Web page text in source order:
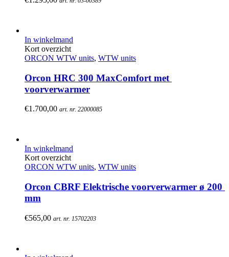
In winkelmand
Kort overzicht
ORCON WTW units, WTW units
Orcon HRC 300 MaxComfort met
voorverwarmer
€1.700,00 art. nr. 22000085
In winkelmand
Kort overzicht
ORCON WTW units, WTW units
Orcon CBRF Elektrische voorverwarmer ø 200
mm
€565,00 art. nr. 15702203